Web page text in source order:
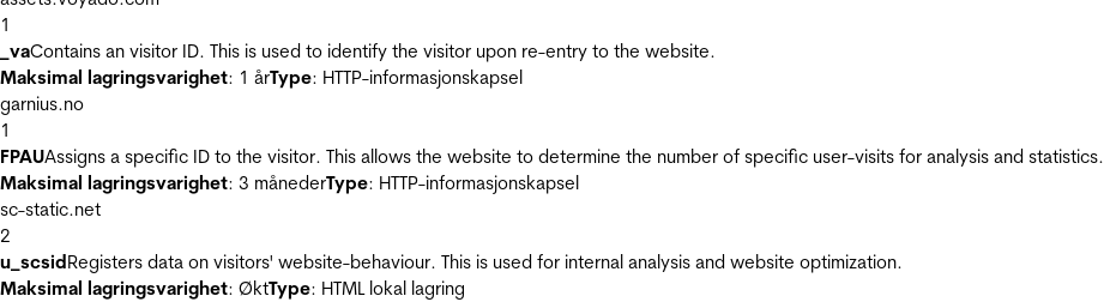
1
_vaContains an visitor ID. This is used to identify the visitor upon re-entry to the website.
Maksimal lagringsvarighet: 1 årType: HTTP-informasjonskapsel
garnius.no
1
FPAUAssigns a specific ID to the visitor. This allows the website to determine the number of specific user-visits for analysis and statistics.
Maksimal lagringsvarighet: 3 månederType: HTTP-informasjonskapsel
sc-static.net
2
u_scsidRegisters data on visitors' website-behaviour. This is used for internal analysis and website optimization.
Maksimal lagringsvarighet: ØktType: HTML lokal lagring